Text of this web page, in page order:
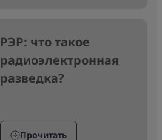
РЭР: что такое
радиоэлектронная
разведка?
Прочитать